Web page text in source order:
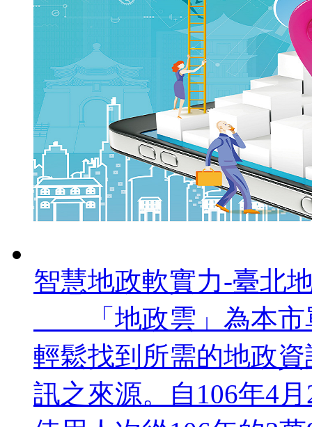
智慧地政軟實力-臺北
「地政雲」為本市
輕鬆找到所需的地政
訊之來源。自106年4